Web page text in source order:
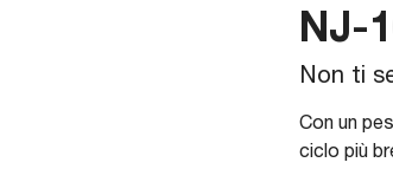
NJ-
Non ti
Con un
ciclo più